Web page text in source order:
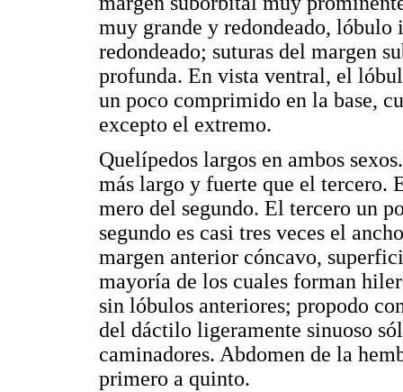
muy grande y redondeado,
redondeado; suturas del margen
profunda. En vista ventral, el
un poco comprimido en la base,
excepto el extremo.
Quelípedos largos en ambos
más largo y fuerte que el tercero.
mero del segundo. El tercero un
segundo es casi tres veces el
margen anterior cóncavo,
mayoría de los cuales forman
sin lóbulos anteriores; propodo
del dáctilo ligeramente sinuoso
caminadores. Abdomen de la
primero a quinto.